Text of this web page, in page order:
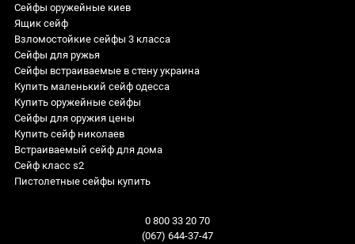
Сейфы оружейные киев
Ящик сейф
Взломостойкие сейфы 3 класса
Сейфы для ружья
Сейфы встраиваемые в стену украина
Купить маленький сейф одесса
Купить оружейные сейфы
Сейфы для оружия цены
Купить сейф николаев
Встраиваемый сейф для дома
Сейф класс s2
Пистолетные сейфы купить
Сейфы взломостойкие 3 класс
0 800 33 20 70
(067) 644-37-47